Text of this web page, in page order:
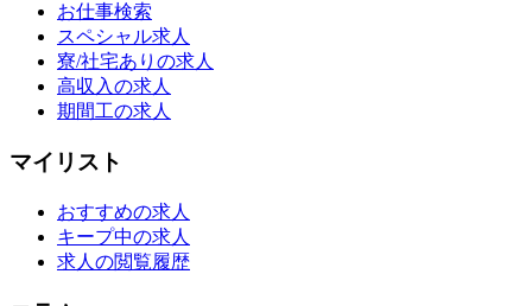
お仕事検索
スペシャル求人
寮/社宅ありの求人
高収入の求人
期間工の求人
マイリスト
おすすめの求人
キープ中の求人
求人の閲覧履歴